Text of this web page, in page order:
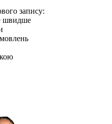
запису:
швидше